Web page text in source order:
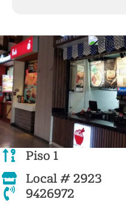
Piso 1
Local # 2923
9426972